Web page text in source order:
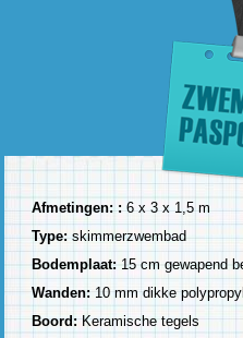
Afmetingen: :6 x 3 x 1,5 m
Type:skimmerzwembad
Bodemplaat: 15 cm gewapend
Wanden: 10 mm dikke
Boord:Keramische tegels